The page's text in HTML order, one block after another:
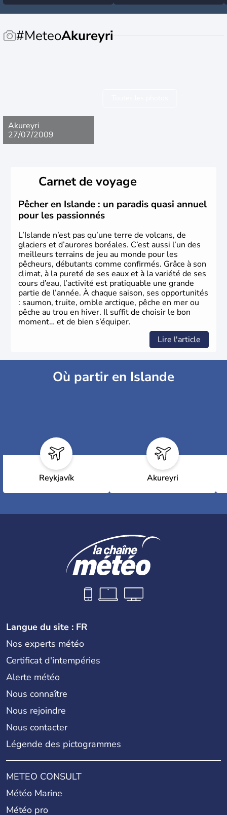
#MeteoAkureyri
Akureyri
27/07/2009
Carnet de voyage
Pêcher en Islande : un paradis quasi annuel
pour les passionnés
L’Islande n’est pas qu’une terre de volcans, de
glaciers et d’aurores boréales. C’est aussi l’un des
meilleurs terrains de jeu au monde pour les
pêcheurs, débutants comme confirmés. Grâce à son
climat, à la pureté de ses eaux et à la variété de ses
cours d’eau, l’activité est pratiquable une grande
partie de l’année. À chaque saison, ses opportunités
: saumon, truite, omble arctique, pêche en mer ou
pêche au trou en hiver. Il suffit de choisir le bon
moment… et de bien s’équiper.
Lire l'article
Où partir en Islande
Reykjavík Akureyri
Langue du site : FR
Nos experts météo
Certificat d'intempéries
Alerte météo
Nous connaître
Nous rejoindre
Nous contacter
Légende des pictogrammes
METEO CONSULT
Météo Marine
Météo pro